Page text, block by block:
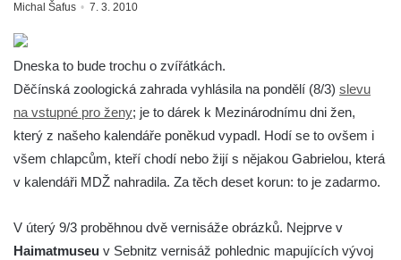
Michal Šafus 7. 3. 2010
Dneska to bude trochu o zvířátkách.
Děčínská zoologická zahrada vyhlásila na pondělí (8/3) slevu
na vstupné pro ženy; je to dárek k Mezinárodnímu dni žen,
který z našeho kalendáře poněkud vypadl. Hodí se to ovšem i
všem chlapcům, kteří chodí nebo žijí s nějakou Gabrielou, která
v kalendáři MDŽ nahradila. Za těch deset korun: to je zadarmo.
V úterý 9/3 proběhnou dvě vernisáže obrázků. Nejprve v
Haimatmuseu v Sebnitz vernisáž pohlednic mapujících vývoj